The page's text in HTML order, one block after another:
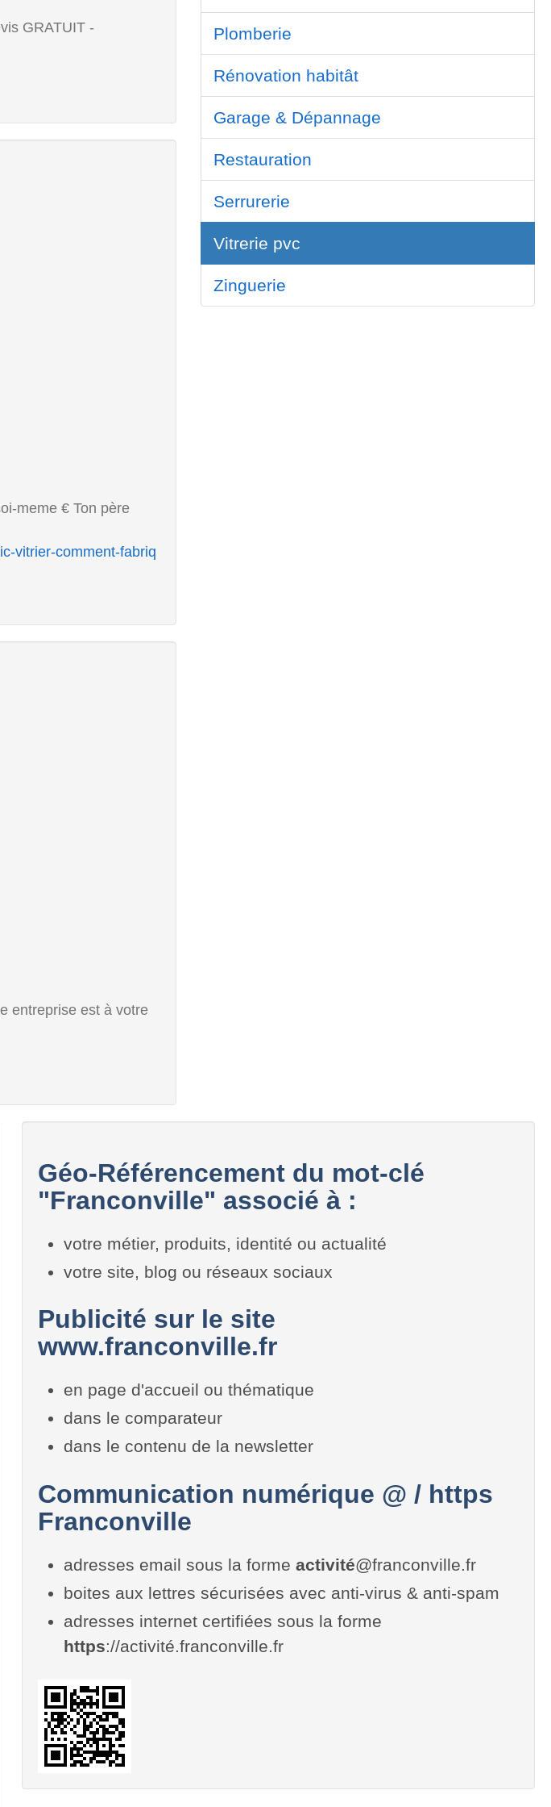
GRATUIT -
meme € Ton père
vitrier-comment-fabriq
entreprise est à votre
Plomberie
Rénovation habitât
Garage & Dépannage
Restauration
Serrurerie
Vitrerie pvc
Zinguerie
Géo-Référencement du mot-clé
"Franconville" associé à :
votre métier, produits, identité ou actualité
votre site, blog ou réseaux sociaux
Publicité sur le site
www.franconville.fr
en page d'accueil ou thématique
dans le comparateur
dans le contenu de la newsletter
Communication numérique @ / https
Franconville
adresses email sous la forme activité@franconville.fr
boites aux lettres sécurisées avec anti-virus & anti-spam
adresses internet certifiées sous la forme
https://activité.franconville.fr